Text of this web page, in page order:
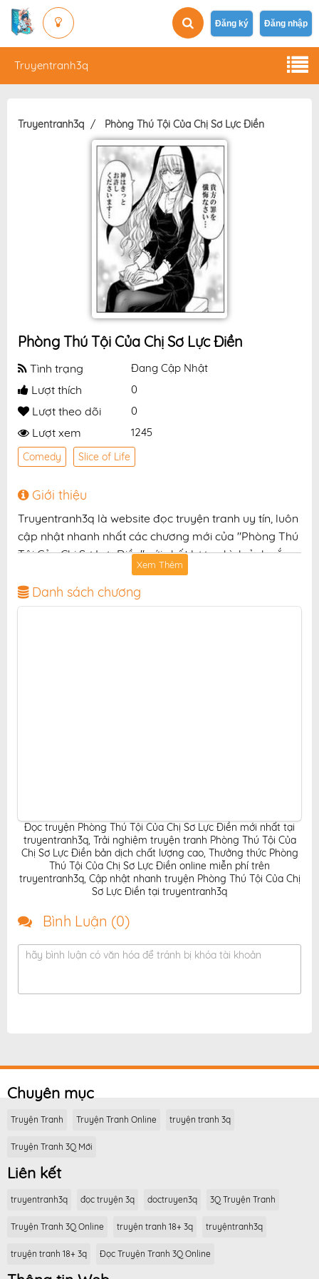
Đăng ký Đăng nhập
Truyentranh3q
Truyentranh3q Phòng Thú Tội Của Chị Sơ Lực Điền
Phòng Thú Tội Của Chị Sơ Lực Điền
Tình trạng Đang Cập Nhật
Lượt thích 0
Lượt theo dõi 0
Lượt xem 1245
Comedy Slice of Life
Giới thiệu
Truyentranh3q là website đọc truyện tranh uy tín, luôn
cập nhật nhanh nhất các chương mới của "Phòng Thú
Tội Của Chị Sơ Lực Điền" với chất lượng hình ảnh sắc
nét, bản dịch chuẩn và giao diện thân thiện, mang đến
trải nghiệm đọc truyện hấp dẫn, tiện lợi, hoàn toàn
miễn phí cho độc giả yêu thích truyện tranh online.
Xem Thêm
Danh sách chương
Đọc truyện Phòng Thú Tội Của Chị Sơ Lực Điền mới nhất tại
truyentranh3q, Trải nghiệm truyện tranh Phòng Thú Tội Của
Chị Sơ Lực Điền bản dịch chất lượng cao, Thưởng thức Phòng
Thú Tội Của Chị Sơ Lực Điền online miễn phí trên
truyentranh3q, Cập nhật nhanh truyện Phòng Thú Tội Của Chị
Sơ Lực Điền tại truyentranh3q
Bình Luận (0)
hãy bình luận có văn hóa để tránh bị khóa tài khoản
Chuyên mục
Truyện Tranh Truyện Tranh Online truyện tranh 3q
Truyện Tranh 3Q Mới
Liên kết
truyentranh3q đọc truyện 3q doctruyen3q 3Q Truyện Tranh
Truyện Tranh 3Q Online truyện tranh 18+ 3q truyệntranh3q
truyện tranh 18+ 3q Đọc Truyện Tranh 3Q Online